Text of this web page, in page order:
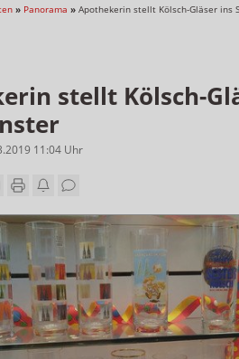
» Panorama » Apothekerin stellt Kölsch-Gläser ins
stellt Kölsch-
11:04 Uhr